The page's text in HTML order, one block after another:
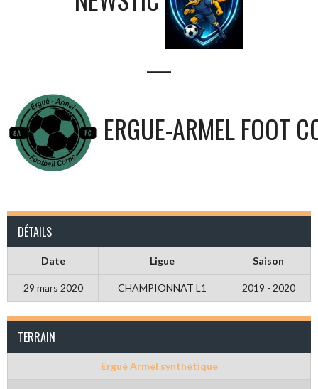
—
ERGUE-ARMEL FOOT
DÉTAILS
Date Ligue Saison
29 mars 2020 CHAMPIONNAT L1 2019 - 2020
TERRAIN
Ergué Armel synthètique